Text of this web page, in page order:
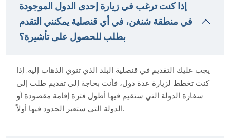
إذا كنت ترغب في زيارة إحدى الدول الموجودة
في منطقة شنغن، في أي قنصلية يمكنني التقدم
بطلب للحصول على تأشيرة؟
يجب عليك التقديم في قنصلية البلد الذي تنوي الذهاب إليه. إذا
كنت تخطط لزيارة عدة دول، فأنت بحاجة إلى تقديم طلب إلى
سفارة الدولة التي ستقيم فيها أطول فترة إقامة مقصودة أو
الدولة التي ستعبر الحدود فيها أولاً.